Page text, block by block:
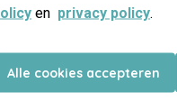
en privacy policy.
Alle cookies accepteren
Eethoek